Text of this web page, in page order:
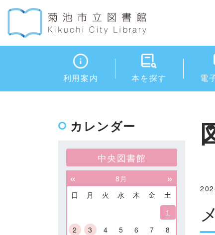
利用案内 本を探す 電
カレンダー
中央図書館
« 8月 »
日 月 火 水 木 金
土
1
2
3 4 5 6 7
8